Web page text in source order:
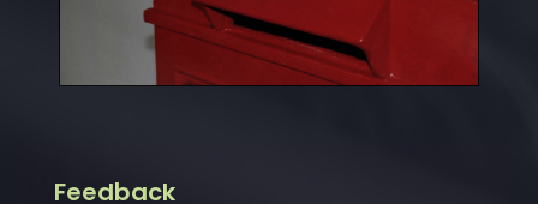
Feedback